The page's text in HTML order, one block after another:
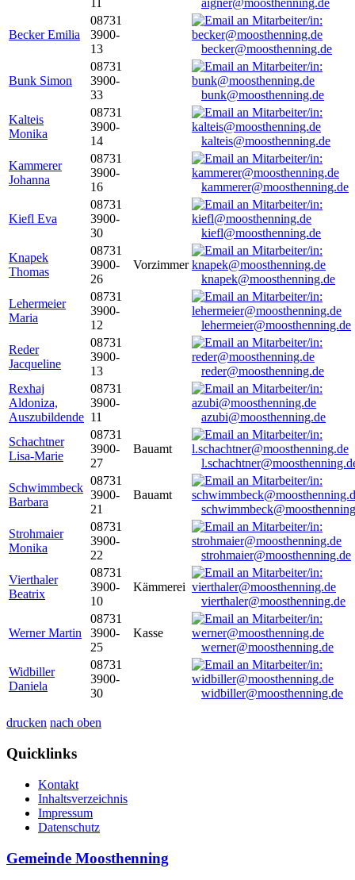
aigner@moosthenning.de
Becker Emilia
08731
3900-
13
becker@moosthenning.de
Bunk Simon
08731
3900-
33
bunk@moosthenning.de
Kalteis
Monika
08731
3900-
14
kalteis@moosthenning.de
Kammerer
Johanna
08731
3900-
16
kammerer@moosthenning.de
Kiefl Eva
08731
3900-
30
kiefl@moosthenning.de
Knapek
Thomas
08731
3900-
26
Vorzimmer
knapek@moosthenning.de
Lehermeier
Maria
08731
3900-
12
lehermeier@moosthenning.de
Reder
Jacqueline
08731
3900-
13
reder@moosthenning.de
Rexhaj
Aldoniza,
Auszubildende
08731
3900-
11
azubi@moosthenning.de
Schachtner
Lisa-Marie
08731
3900-
27
Bauamt
Schwimmbeck
Barbara
08731
3900-
21
Bauamt
Strohmaier
Monika
08731
3900-
22
strohmaier@moosthenning.de
Vierthaler
Beatrix
08731
3900-
10
Kämmerei
vierthaler@moosthenning.de
Werner Martin
08731
3900-
25
Kasse
werner@moosthenning.de
Widbiller
Daniela
08731
3900-
30
widbiller@moosthenning.de
drucken nach oben
Quicklinks
Kontakt
Inhaltsverzeichnis
Impressum
Datenschutz
Gemeinde Moosthenning